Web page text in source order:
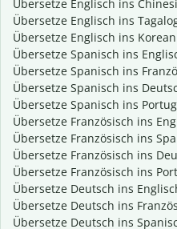
Übersetze Englisch ins
Übersetze Englisch ins
Übersetze Englisch ins
Übersetze Spanisch ins
Übersetze Spanisch ins
Übersetze Spanisch ins
Übersetze Spanisch ins
Übersetze Französisch ins
Übersetze Französisch ins
Übersetze Französisch ins
Übersetze Französisch ins
Übersetze Deutsch ins
Übersetze Deutsch ins
Übersetze Deutsch ins